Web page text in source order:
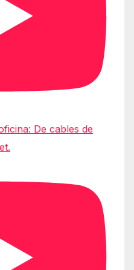
De cables de